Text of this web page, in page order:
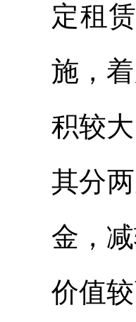
定租
施，
积较
其分
金，
价值